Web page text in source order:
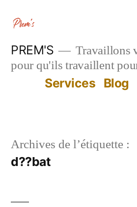
contenu
PREM'S
Travaillons
pour qu'ils travaillent
Services Blog
Archives de l’étiquette :
d??bat